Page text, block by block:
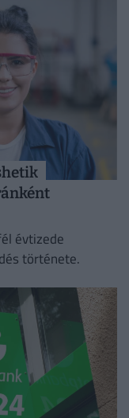
évtizede
története.